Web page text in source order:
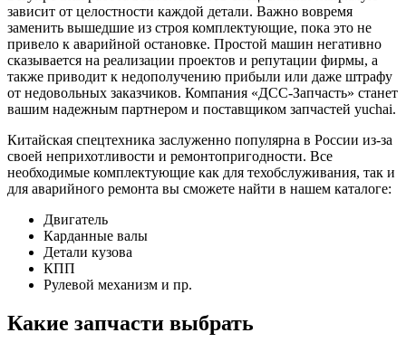
зависит от целостности каждой детали. Важно вовремя
заменить вышедшие из строя комплектующие, пока это не
привело к аварийной остановке. Простой машин негативно
сказывается на реализации проектов и репутации фирмы, а
также приводит к недополучению прибыли или даже штрафу
от недовольных заказчиков. Компания «ДСС-Запчасть» станет
вашим надежным партнером и поставщиком запчастей yuchai.
Китайская спецтехника заслуженно популярна в России из-за
своей неприхотливости и ремонтопригодности. Все
необходимые комплектующие как для техобслуживания, так и
для аварийного ремонта вы сможете найти в нашем каталоге:
Двигатель
Карданные валы
Детали кузова
КПП
Рулевой механизм и пр.
Какие запчасти выбрать